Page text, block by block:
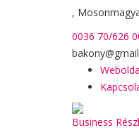
,
0036 70/626
Business